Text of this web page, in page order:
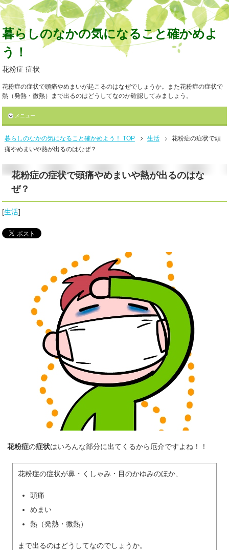
暮らしのなかの気になること確かめよ
う！
花粉症 症状
花粉症の症状で頭痛やめまいが起こるのはなぜでしょうか。また花粉症の症状で
熱（発熱・微熱）まで出るのはどうしてなのか確認してみましょう。
メニュー
暮らしのなかの気になること確かめよう！ TOP 生活
花粉症の症状で頭
痛やめまいや熱が出るのはなぜ？
花粉症の症状で頭痛やめまいや熱が出るのはな
ぜ？
[生活]
花粉症の症状はいろんな部分に出てくるから厄介ですよね！！
花粉症の症状が鼻・くしゃみ・目のかゆみのほか、
頭痛
めまい
熱（発熱・微熱）
まで出るのはどうしてなのでしょうか。